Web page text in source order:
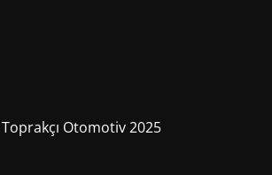
Otomotiv 2025